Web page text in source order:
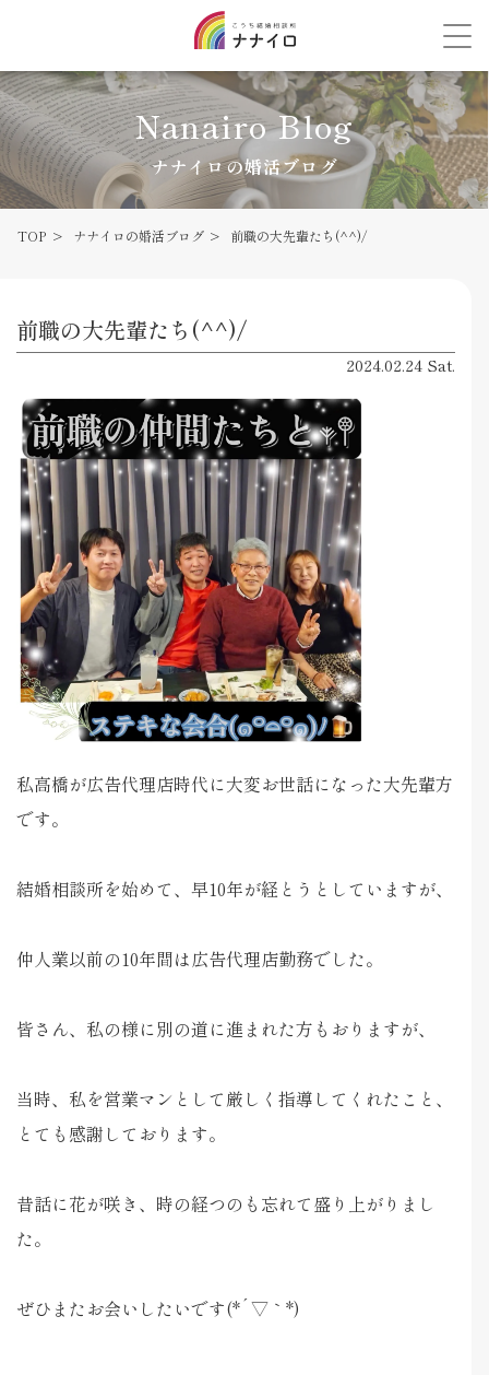
Nanairo Blog
ナナイロの婚活ブログ
TOP ナナイロの婚活ブログ 前職の大先輩たち(^^)/
前職の大先輩たち(^^)/
2024.02.24 Sat.
私高橋が広告代理店時代に大変お世話になった大先輩方
です。
結婚相談所を始めて、早10年が経とうとしていますが、
仲人業以前の10年間は広告代理店勤務でした。
皆さん、私の様に別の道に進まれた方もおりますが、
当時、私を営業マンとして厳しく指導してくれたこと、
とても感謝しております。
昔話に花が咲き、時の経つのも忘れて盛り上がりまし
た。
ぜひまたお会いしたいです(*´▽｀*)